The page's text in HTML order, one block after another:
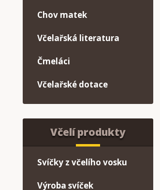
Chov matek
Včelařská literatura
Čmeláci
Včelařské dotace
Včelí produkty
Svíčky z včelího vosku
Výroba svíček